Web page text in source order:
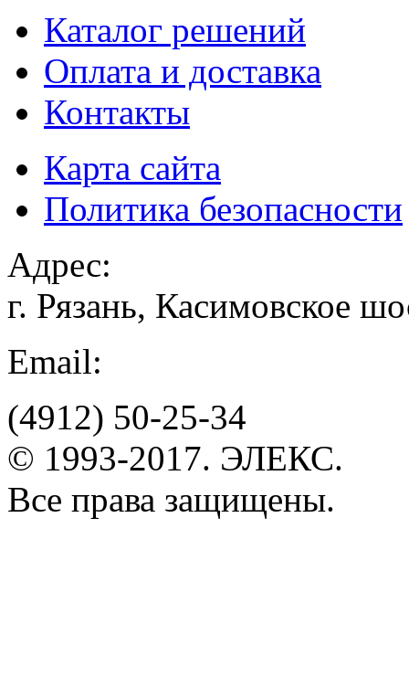
Каталог решений
Оплата и доставка
Контакты
Карта сайта
Политика безопасности
Адрес:
г. Рязань, Касимовское
Email:
(4912) 50-25-34
© 1993-2017. ЭЛЕКС.
Все права защищены.